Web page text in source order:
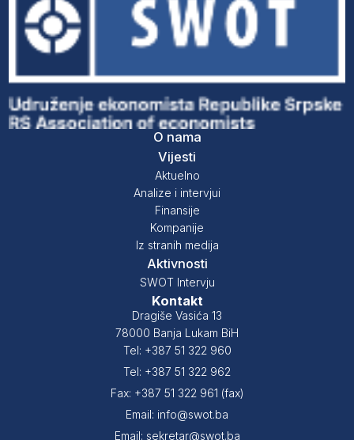
O nama
Vijesti
Aktuelno
Analize i intervjui
Finansije
Kompanije
Iz stranih medija
Aktivnosti
SWOT Intervju
Kontakt
Dragiše Vasića 13
78000 Banja Lukam BiH
Tel: +387 51 322 960
Tel: +387 51 322 962
Fax: +387 51 322 961 (fax)
Email: info@swot.ba
Email: sekretar@swot.ba